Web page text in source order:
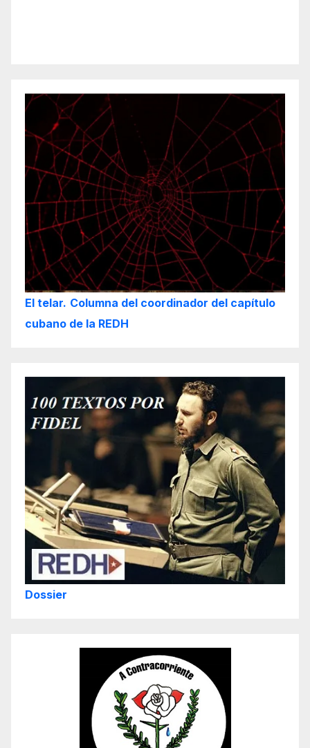
El telar. Columna del coordinador del capítulo
cubano de la REDH
Dossier